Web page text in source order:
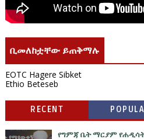
ቢመለከቷቸው ይጠቅማሉ
EOTC Hagere Sibket
Ethio Beteseb
RECENT
የግምጃ ቤት ማርያም